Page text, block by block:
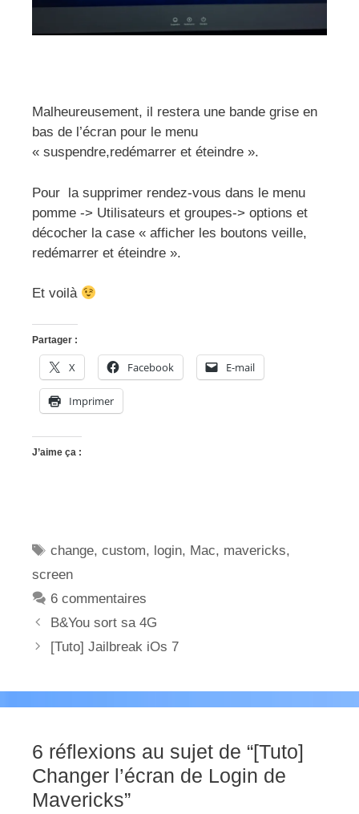
Malheureusement, il restera une bande grise en
bas de l’écran pour le menu
« suspendre,redémarrer et éteindre ».
Pour la supprimer rendez-vous dans le menu
pomme -> Utilisateurs et groupes-> options et
décocher la case « afficher les boutons veille,
redémarrer et éteindre ».
Et voilà
Partager :
X Facebook E-mail
Imprimer
J’aime ça :
Étiquettes
change,custom, login, Mac, mavericks,
screen
6 commentaires
B&You sort sa 4G
[Tuto] Jailbreak iOs 7
6 réflexions au sujet de “[Tuto]
Changer l’écran de Login de
Mavericks”